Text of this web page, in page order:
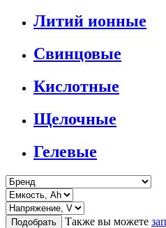
Литий ионные
Свинцовые
Кислотные
Щелочные
Гелевые
Подобрать Также вы можете